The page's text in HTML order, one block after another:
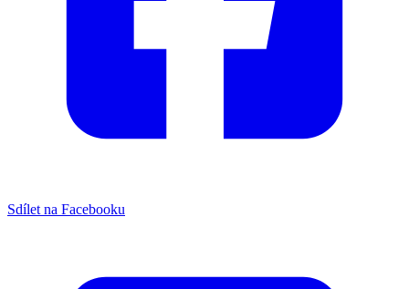
Sdílet na Facebooku